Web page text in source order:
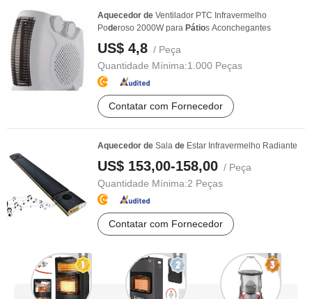
Aquecedor de Ventilador PTC Infravermelho
Poderoso 2000W para Pátios Aconchegantes
US$ 4,8 / Peça
Quantidade Mínima:1.000 Peças
Contatar com Fornecedor
Aquecedor de Sala de Estar Infravermelho Radiante
US$ 153,00-158,00 / Peça
Quantidade Mínima:2 Peças
Contatar com Fornecedor